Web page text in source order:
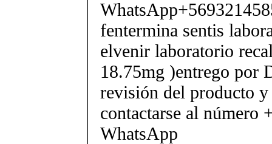
fentermina sentis
elvenir laboratorio
18.75mg )entrego por
revisión del producto
contactarse al número
WhatsApp